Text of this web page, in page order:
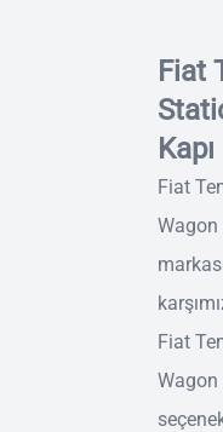
Fiat
Kapı
Fiat
Wagon
Fiat
Wagon